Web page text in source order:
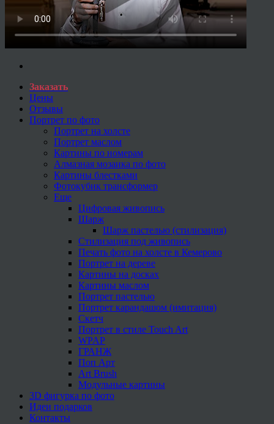
Заказать
Цены
Отзывы
Портрет по фото
Портрет на холсте
Портрет маслом
Картины по номерам
Алмазная мозаика по фото
Картины блестками
Фотокубик трансформер
Еще
Цифровая живопись
Шарж
Шарж пастелью (стилизация)
Стилизация под живопись
Печать фото на холсте в Кемерово
Портрет на дереве
Картины на досках
Картины маслом
Портрет пастелью
Портрет карандашом (имитация)
Скетч
Портрет в стиле Touch Art
WPAP
ГРАНЖ
Поп Арт
Art Brush
Модульные картины
3D фигурка по фото
Идеи подарков
Контакты